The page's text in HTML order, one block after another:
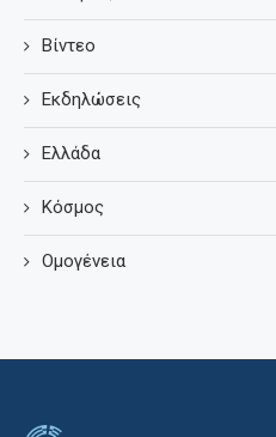
Βίντεο
Εκδηλώσεις
Ελλάδα
Κόσμος
Ομογένεια